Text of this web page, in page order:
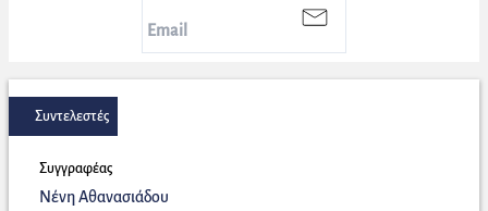
Συντελεστές
Συγγραφέας
Νένη Αθανασιάδου